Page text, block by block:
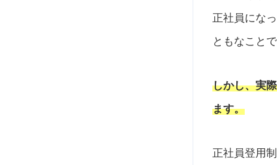
正社員にな
ともなことで
しかし、実
ます。
正社員登用